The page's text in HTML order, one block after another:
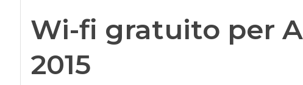
Wi-fi gratuito per
2015